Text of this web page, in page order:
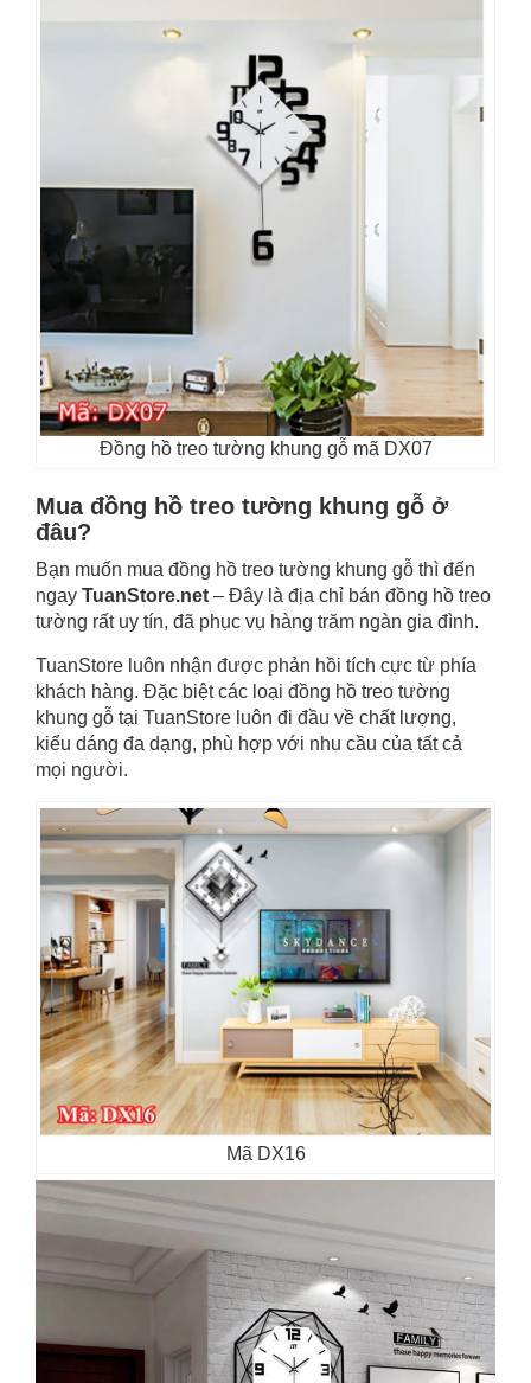
Đồng hồ treo tường khung gỗ mã DX07
Mua đồng hồ treo tường khung gỗ ở
đâu?
Bạn muốn mua đồng hồ treo tường khung gỗ thì đến
ngay TuanStore.net – Đây là địa chỉ bán đồng hồ treo
tường rất uy tín, đã phục vụ hàng trăm ngàn gia đình.
TuanStore luôn nhận được phản hồi tích cực từ phía
khách hàng. Đặc biệt các loại đồng hồ treo tường
khung gỗ tại TuanStore luôn đi đầu về chất lượng,
kiểu dáng đa dạng, phù hợp với nhu cầu của tất cả
mọi người.
Mã DX16